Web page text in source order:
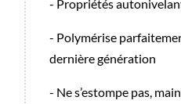
- Propriétés
- Polymérise
dernière génération
- Ne s’estompe pas,